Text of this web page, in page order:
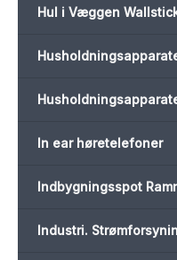
Hul i Væggen
In ear høretelefoner
Indbygningsspot
Industri.